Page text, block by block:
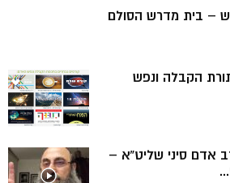
– בית מדרש הסולם
הקבלה ונפש
אדם סיני שליט”א –